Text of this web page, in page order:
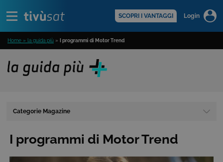
SCOPRI I VANTAGGI Login
Home » la guida più » I programmi di Motor Trend
Categorie Magazine
I programmi di Motor Trend